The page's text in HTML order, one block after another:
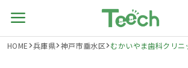
HOME 兵庫県 神戸市垂水区 むかいやま歯科クリニ